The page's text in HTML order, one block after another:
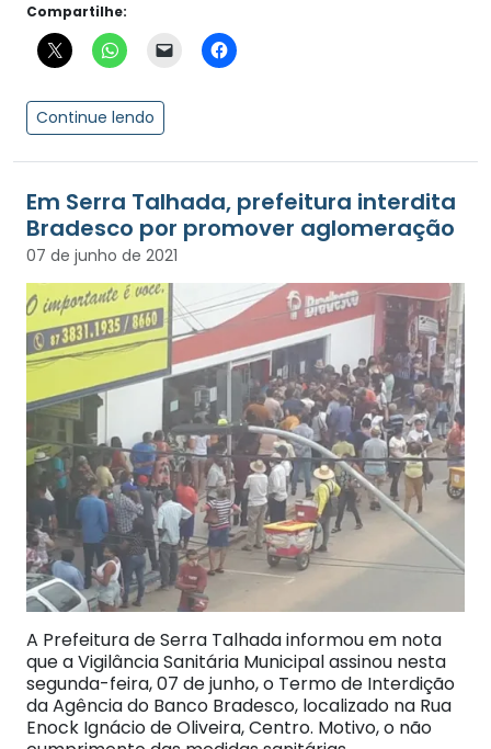
Compartilhe:
Continue lendo
Em Serra Talhada, prefeitura interdita
Bradesco por promover aglomeração
07 de junho de 2021
A Prefeitura de Serra Talhada informou em nota
que a Vigilância Sanitária Municipal assinou nesta
segunda-feira, 07 de junho, o Termo de Interdição
da Agência do Banco Bradesco, localizado na Rua
Enock Ignácio de Oliveira, Centro. Motivo, o não